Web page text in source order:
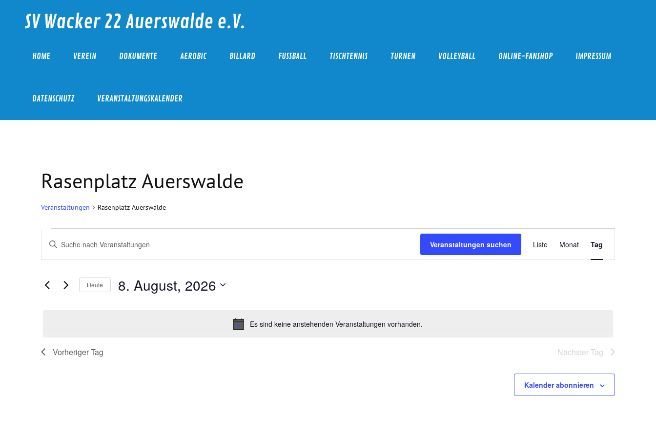
contentSV Wacker 22 Auerswalde e.V.
HOME VEREIN DOKUMENTE AEROBIC BILLARD FUSSBALL TISCHTENNIS TURNEN VOLLEYBALL ONLINE-FANSHOP IMPRESSUM
DATENSCHUTZ VERANSTALTUNGSKALENDER
Rasenplatz Auerswalde
Veranstaltungen Rasenplatz Auerswalde
Veranstaltungen
für
2026
Hinweis
Es sind keine anstehenden Veranstaltungen vorhanden.
Veranstaltungen
Suche
und
Bitte
Schlüsselwort
Suche
Veranstaltungen
Schlüsselwort.
Veranstaltungen suchen
Veranstaltung
Ansichten-
Navigation
Liste Monat Tag
Heute 8. August, 2026
Vorheriger Tag Nächster Tag
Kalender abonnieren